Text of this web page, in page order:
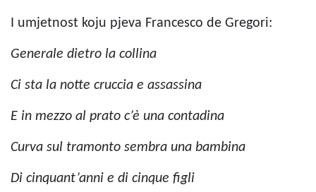
I umjetnost koju pjeva Francesco de Gregori:
Generale dietro la collina
Ci sta la notte cruccia e assassina
E in mezzo al prato c’è una contadina
Curva sul tramonto sembra una bambina
Di cinquant’anni e di cinque figli